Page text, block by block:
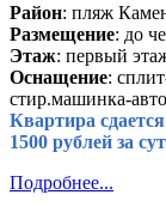
Район: пляж
Размещение: до
Этаж: первый
Оснащение:
стир.машинка-
Квартира
1500 рублей за
Подробнее...